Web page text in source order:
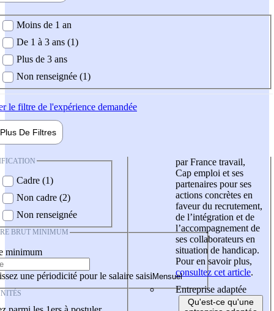
demandée
Moins de 1 an
De 1 à 3 ans (1)
Plus de 3 ans
Non renseignée (1)
le filtre de l'expérience demandée
Plus De Filtres
Cadre (1)
Non cadre (2)
Non renseignée
BRUT MINIMUM
minimum
une périodicité pour le salaire saisi
par France travail,
Cap emploi et ses
partenaires pour ses
actions concrètes en
faveur du recrutement,
de l’intégration et de
l’accompagnement de
ses collaborateurs en
situation de handicap.
Pour en savoir plus,
consultez cet article.
Entreprise adaptée
Qu'est-ce qu'une